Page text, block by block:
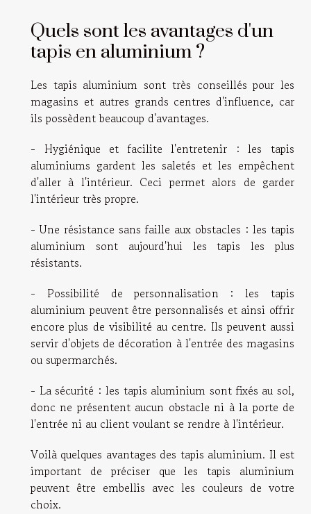
Quels sont les avantages d'un
tapis en aluminium ?
Les tapis aluminium sont très conseillés pour les
magasins et autres grands centres d'influence, car
ils possèdent beaucoup d'avantages.
- Hygiénique et facilite l'entretenir : les tapis
aluminiums gardent les saletés et les empêchent
d'aller à l'intérieur. Ceci permet alors de garder
l'intérieur très propre.
- Une résistance sans faille aux obstacles : les tapis
aluminium sont aujourd'hui les tapis les plus
résistants.
- Possibilité de personnalisation : les tapis
aluminium peuvent être personnalisés et ainsi offrir
encore plus de visibilité au centre. Ils peuvent aussi
servir d'objets de décoration à l'entrée des magasins
ou supermarchés.
- La sécurité : les tapis aluminium sont fixés au sol,
donc ne présentent aucun obstacle ni à la porte de
l'entrée ni au client voulant se rendre à l'intérieur.
Voilà quelques avantages des tapis aluminium. Il est
important de préciser que les tapis aluminium
peuvent être embellis avec les couleurs de votre
choix.